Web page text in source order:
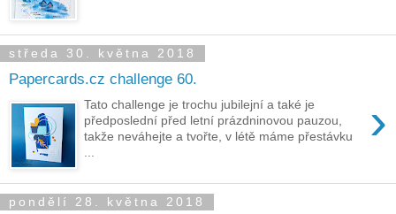
středa 30. května 2018
Papercards.cz challenge 60.
›
Tato challenge je trochu jubilejní a také je
předposlední před letní prázdninovou pauzou,
takže neváhejte a tvořte, v létě máme přestávku
pondělí 28. května 2018